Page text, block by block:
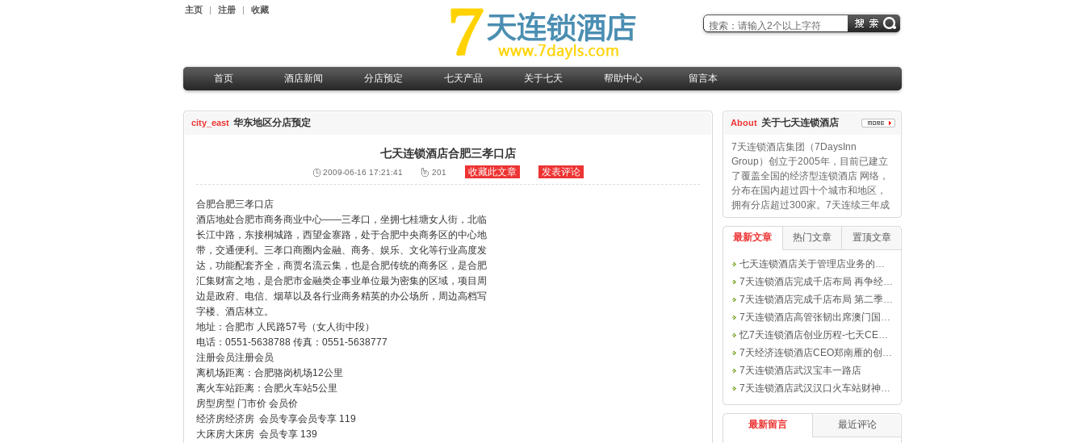
主页 | 注册 | 收藏
首页 酒店新闻
行业动态
分店预定
华东地区分店预定
华北地区分店预定
七天产品
七天展示
关于七天
联系我们
帮助中心 留言本
city_east 华东地区分店预定
七天连锁酒店合肥三孝口店
2009-06-16 17:21:41 201 收藏此文章 发表评论
合肥合肥三孝口店
酒店地处合肥市商务商业中心——三孝口，坐拥七桂塘女人街，北临
长江中路，东接桐城路，西望金寨路，处于合肥中央商务区的中心地
带，交通便利。三孝口商圈内金融、商务、娱乐、文化等行业高度发
达，功能配套齐全，商贾名流云集，也是合肥传统的商务区，是合肥
汇集财富之地，是合肥市金融类企事业单位最为密集的区域，项目周
边是政府、电信、烟草以及各行业商务精英的办公场所，周边高档写
字楼、酒店林立。
地址：合肥市 人民路57号（女人街中段）
电话：0551-5638788 传真：0551-5638777
注册会员注册会员
离机场距离：合肥骆岗机场12公里
离火车站距离：合肥火车站5公里
房型房型 门市价 会员价
经济房经济房 会员专享会员专享 119
大床房大床房 会员专享 139
About 关于七天连锁酒店
7天连锁酒店集团（7DaysInn
Group）创立于2005年，目前已建立
了覆盖全国的经济型连锁酒店 网络，
分布在国内超过四十个城市和地区，
拥有分店超过300家。7天连续三年成
为业内规模增长速度最快的经济型酒
店企业，创造行业快速发展的佳话。
最新文章 热门文章 置顶文章
七天连锁酒店关于管理店业务的说明
7天连锁酒店完成千店布局 再争经济型酒店
7天连锁酒店完成千店布局 第二季度净营收
7天连锁酒店高管张韧出席澳门国际品牌连锁
忆7天连锁酒店创业历程-七天CEO郑南雁
7天经济连锁酒店CEO郑南雁的创业历程
7天连锁酒店武汉宝丰一路店
7天连锁酒店武汉汉口火车站财神广场店（原
最新留言 最近评论